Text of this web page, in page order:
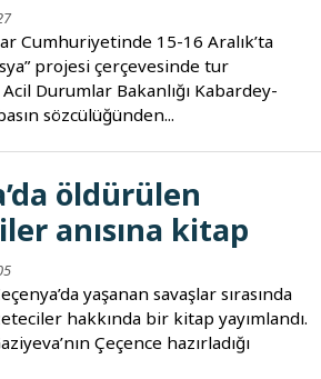
Cumhuriyetinde 15-16 Aralık’ta
projesi çerçevesinde tur
Durumlar Bakanlığı Kabardey-
sözcülüğünden...
öldürülen
anısına kitap
yaşanan savaşlar sırasında
hakkında bir kitap yayımlandı.
Çeçence hazırladığı